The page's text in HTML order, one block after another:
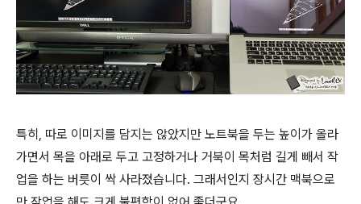
특히, 따로 이미지를 담지는 않았지만 노트북을 두는 높이가 올라
가면서 목을 아래로 두고 고정하거나 거북이 목처럼 길게 빼서 작
업을 하는 버릇이 싹 사라졌습니다. 그래서인지 장시간 맥북으로